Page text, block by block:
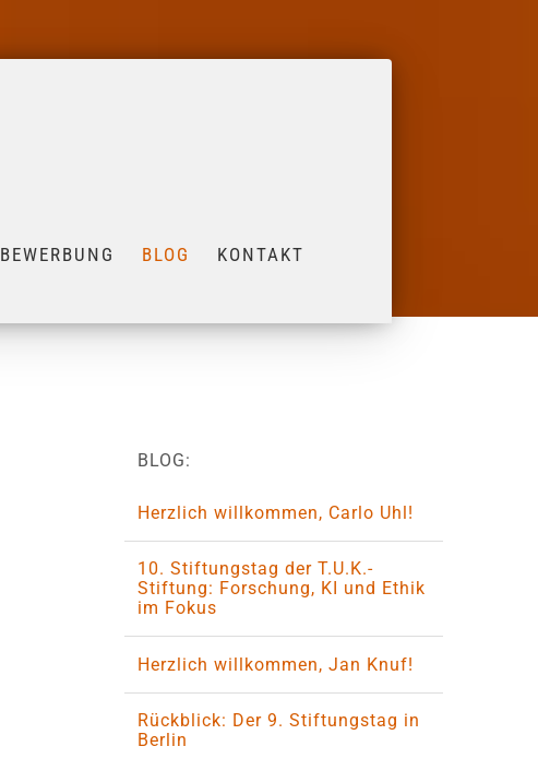
BEWERBUNG BLOG KONTAKT
BLOG:
Herzlich willkommen, Carlo Uhl!
10. Stiftungstag der T.U.K.-
Stiftung: Forschung, KI und Ethik
im Fokus
Herzlich willkommen, Jan Knuf!
Rückblick: Der 9. Stiftungstag in
Berlin